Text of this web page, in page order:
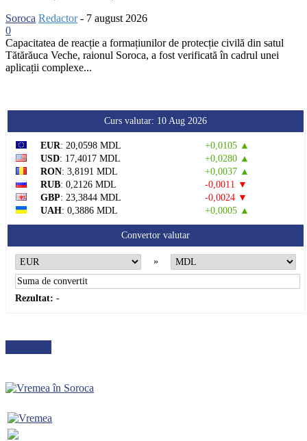
Soroca Redactor - 7 august 2026
0
Capacitatea de reacție a formațiunilor de protecție civilă din satul
Tătărăuca Veche, raionul Soroca, a fost verificată în cadrul unei
aplicații complexe...
Curs valutar: 10 Aug 2026
EUR: 20,0598 MDL
+0,0105 ▲
USD: 17,4017 MDL
+0,0280 ▲
RON: 3,8191 MDL
+0,0037 ▲
RUB: 0,2126 MDL
-0,0011 ▼
GBP: 23,3844 MDL
-0,0024 ▼
UAH: 0,3886 MDL +0,0005 ▲
Convertor valutar
»
Rezultat: -